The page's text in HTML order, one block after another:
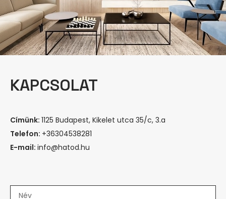
KAPCSOLAT
Címünk: 1125 Budapest, Kikelet utca 35/c, 3.a
Telefon: +36304538281
E-mail: info@hatod.hu